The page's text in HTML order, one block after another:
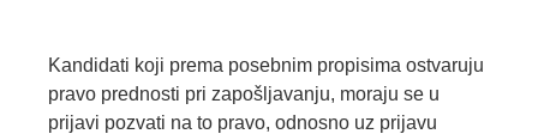
Kandidati koji prema posebnim propisima ostvaruju
pravo prednosti pri zapošljavanju, moraju se u
prijavi pozvati na to pravo, odnosno uz prijavu